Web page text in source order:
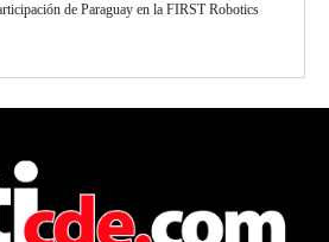
de Paraguay en la FIRST Robotics